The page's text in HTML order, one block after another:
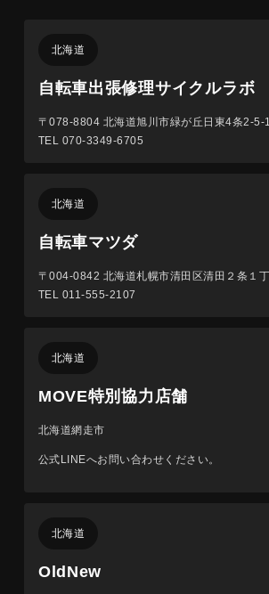
北海道
自転車出張修理サイクルラボ
〒078-8804 北海道旭川市緑が丘日東4条2-5-
TEL 070-3349-6705
北海道
自転車マツダ
〒004-0842 北海道札幌市清田区清田２条１
TEL 011-555-2107
北海道
MOVE特別協力店舗
北海道網走市
公式LINEへお問い合わせください。
北海道
OldNew